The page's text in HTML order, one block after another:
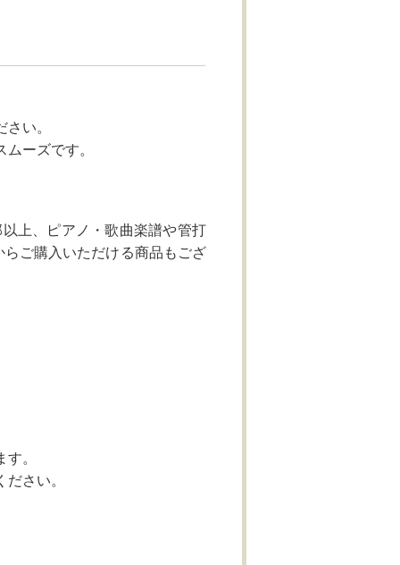
い。
ーズです。
上、ピアノ・歌曲楽譜や管打
ご購入いただける商品もござ
。
さい。